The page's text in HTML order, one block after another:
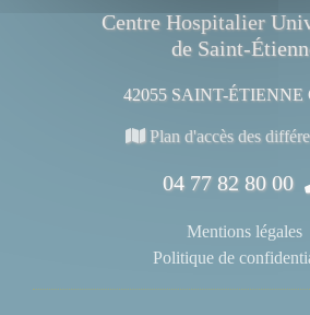
Centre Hospitalier
de Saint-
42055 SAINT-ÉTIENNE
Plan d'accès des
04 77 82 80 00
Mentions légales
Politique de